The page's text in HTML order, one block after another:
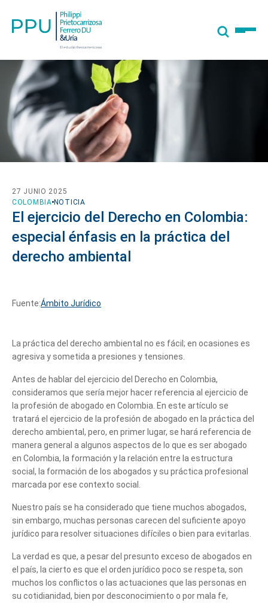
COLOMBIA NOTICIA
27 JUNIO 2025
El ejercicio del Derecho en Colombia:
especial énfasis en la práctica del
derecho ambiental
Fuente:Ámbito Jurídico
La práctica del derecho ambiental no es fácil; en ocasiones es
agresiva y sometida a presiones y tensiones.
Antes de hablar del ejercicio del Derecho en Colombia,
consideramos que sería mejor hacer referencia al ejercicio de
la profesión de abogado en Colombia. En este artículo se
tratará el ejercicio de la profesión de abogado en la práctica del
derecho ambiental, pero, en primer lugar, se hará referencia de
manera general a algunos aspectos de lo que es ser abogado
en Colombia, la formación y la relación entre la estructura
social, la formación de los abogados y su práctica profesional
marcada por ese contexto social.
Nuestro país se ha considerado que tiene muchos abogados,
sin embargo, muchas personas carecen del suficiente apoyo
jurídico para resolver situaciones difíciles o bien para evitarlas.
La verdad es que, a pesar del presunto exceso de abogados en
el país, la cierto es que el orden jurídico poco se respeta, son
muchos los conflictos o las actuaciones que las personas en
su cotidianidad, bien por desconocimiento o por mala fe,